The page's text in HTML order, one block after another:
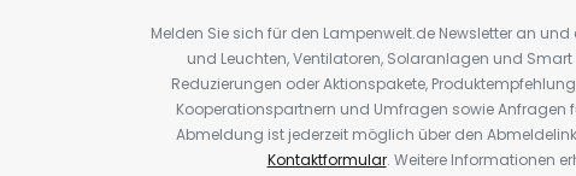
Melden Sie sich für den Lampenwelt.de Newsletter an
und Leuchten, Ventilatoren, Solaranlagen und
Reduzierungen oder Aktionspakete,
Kooperationspartnern und Umfragen sowie Anfragen
Abmeldung ist jederzeit möglich über den
Kontaktformular. Weitere Informationen